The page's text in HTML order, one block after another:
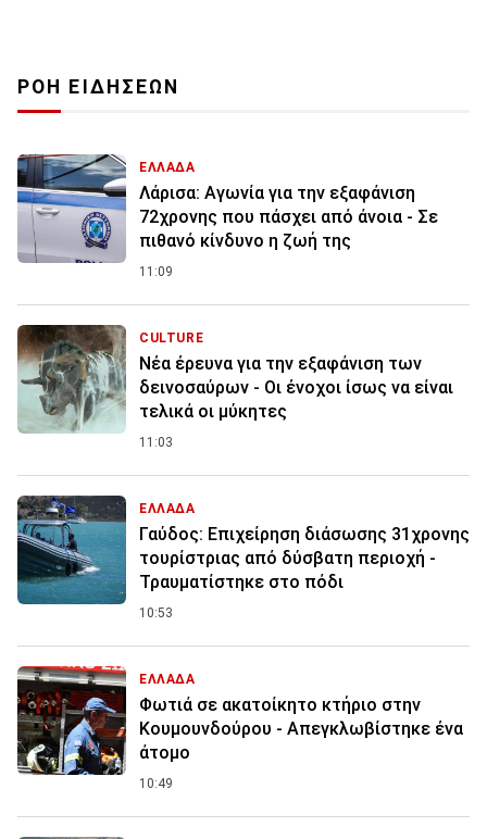
ΡΟΗ ΕΙΔΗΣΕΩΝ
ΕΛΛΑΔΑ
Λάρισα: Αγωνία για την εξαφάνιση
72χρονης που πάσχει από άνοια - Σε
πιθανό κίνδυνο η ζωή της
11:09
CULTURE
Νέα έρευνα για την εξαφάνιση των
δεινοσαύρων - Οι ένοχοι ίσως να είναι
τελικά οι μύκητες
11:03
ΕΛΛΑΔΑ
Γαύδος: Επιχείρηση διάσωσης 31χρονης
τουρίστριας από δύσβατη περιοχή -
Τραυματίστηκε στο πόδι
10:53
ΕΛΛΑΔΑ
Φωτιά σε ακατοίκητο κτήριο στην
Κουμουνδούρου - Απεγκλωβίστηκε ένα
άτομο
10:49